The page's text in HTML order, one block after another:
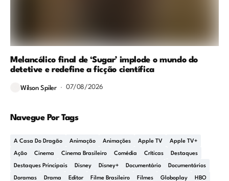
Melancólico final de ‘Sugar’ implode o mundo do
detetive e redefine a ficção científica
Wilson Spiler 07/08/2026
Navegue Por Tags
A Casa Do Dragão Animação Animações Apple TV Apple TV+
Ação Cinema Cinema Brasileiro Comédia Críticas Destaques
Destaques Principais Disney Disney+ Documentário Documentários
Doramas Drama Editor Filme Brasileiro Filmes Globoplay HBO